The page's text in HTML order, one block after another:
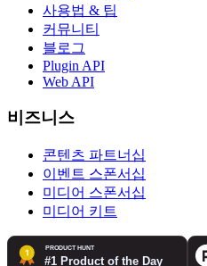
사용법 & 팁
커뮤니티
블로그
Plugin API
Web API
비즈니스
콘텐츠 파트너십
이벤트 스폰서십
미디어 스폰서십
미디어 키트